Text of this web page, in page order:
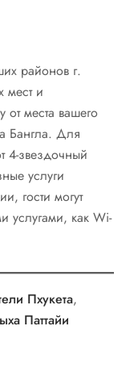
районов г.
мест и
от места вашего
Бангла. Для
4-звездочный
услуги
гости могут
услугами, как Wi-
Пхукета,
Паттайи